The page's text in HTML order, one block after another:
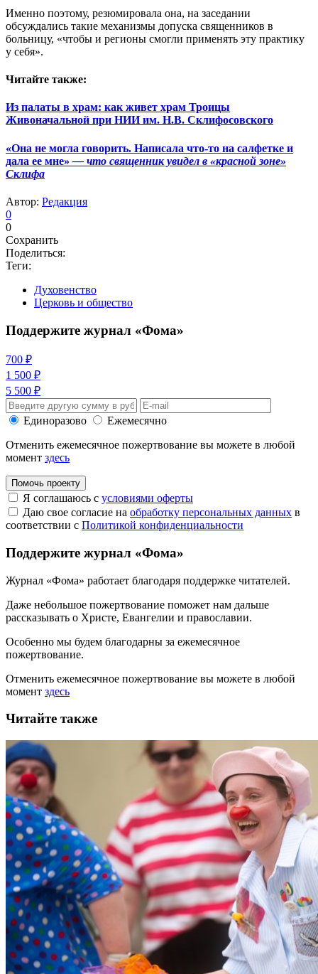
Именно поэтому, резюмировала она, на заседании
обсуждались такие механизмы допуска священников в
больницу, «чтобы и регионы смогли применять эту практику
у себя».
Читайте также:
Из палаты в храм: как живет храм Троицы
Живоначальной при НИИ им. Н.В. Склифосовского
«Она не могла говорить. Написала что-то на салфетке и
дала ее мне»— что священник увидел в «красной зоне»
Склифа
Автор: Редакция
0
0
Сохранить
Поделиться:
Теги:
Духовенство
Церковь и общество
Поддержите журнал «Фома»
700 ₽
1 500 ₽
5 500 ₽
Единоразово
Ежемесячно
Отменить ежемесячное пожертвование вы можете в любой
момент здесь
Помочь проекту
Я соглашаюсь с условиями оферты
Даю свое согласие на обработку персональных данных в
соответствии с Политикой конфиденциальности
Поддержите журнал «Фома»
Журнал «Фома» работает благодаря поддержке читателей.
Даже небольшое пожертвование поможет нам дальше
рассказывать о Христе, Евангелии и православии.
Особенно мы будем благодарны за ежемесячное
пожертвование.
Отменить ежемесячное пожертвование вы можете в любой
момент здесь
Читайте также